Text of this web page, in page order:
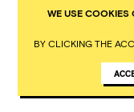
WE USE COOKIES
BY CLICKING THE